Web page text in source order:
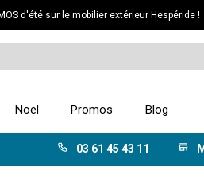
d'été sur le mobilier extérieur Hespéride !
Noel Promos Blog
03 61 45 43 11